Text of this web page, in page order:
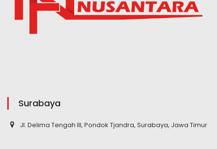
Surabaya
Jl. Delima Tengah III, Pondok Tjandra, Surabaya, Jawa Timur